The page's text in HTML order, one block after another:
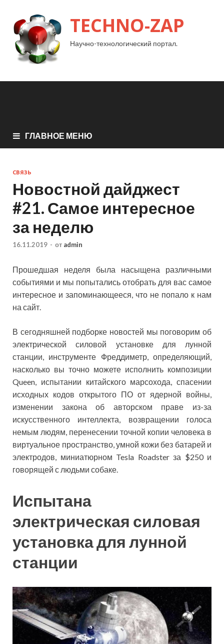
TECHNO-ZAP
Научно-технологический портал.
ГЛАВНОЕ МЕНЮ
СВЯЗЬ
Новостной дайджест
#21. Самое интересное
за неделю
16.11.2019 - от admin
Прошедшая неделя была насыщена различными
событиями и мы попытались отобрать для вас самое
интересное и запоминающееся, что не попало к нам
на сайт.
В сегодняшней подборке новостей мы поговорим об
электрической силовой установке для лунной
станции, инструменте Фреддиметр, определяющий,
насколько вы точно можете исполнить композиции
Queen, испытании китайского марсохода, спасении
исходных кодов открытого ПО от ядерной войны,
изменении закона об авторском праве из-за
искусственного интеллекта, возвращении голоса
немым людям, перенесении точной копии человека в
виртуальное пространство, умной кожи без батарей и
электродов, миниатюрном Tesla Roadster за $250 и
говорящей с людьми собаке.
Испытана
электрическая силовая
установка для лунной
станции